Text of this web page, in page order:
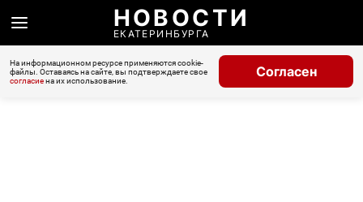
НОВОСТИ
ЕКАТЕРИНБУРГА
На информационном ресурсе применяются cookie-
файлы. Оставаясь на сайте, вы подтверждаете свое
согласиена их использование.
Согласен